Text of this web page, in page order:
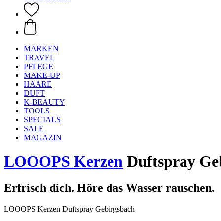
MARKEN
TRAVEL
PFLEGE
MAKE-UP
HAARE
DUFT
K-BEAUTY
TOOLS
SPECIALS
SALE
MAGAZIN
LOOOPS Kerzen Duftspray
Erfrisch dich. Höre das Wasser rauschen.
LOOOPS Kerzen Duftspray Gebirgsbach